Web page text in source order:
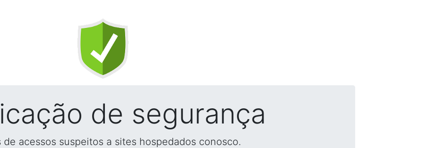
de segurança
acessos suspeitos a sites hospedados conosco.